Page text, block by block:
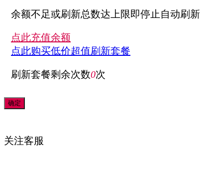
余额不足或刷新总数达上限即停止自动刷新
点此充值余额
点此购买低价超值刷新套餐
刷新套餐剩余次数0次
关注客服